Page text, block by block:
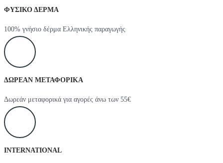
ΦΥΣΙΚΟ ΔΕΡΜΑ
100% γνήσιο δέρμα Ελληνικής παραγωγής
ΔΩΡΕΑΝ ΜΕΤΑΦΟΡΙΚΑ
Δωρεάν μεταφορικά για αγορές άνω των 55€
INTERNATIONAL